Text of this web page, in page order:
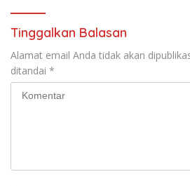
Tinggalkan Balasan
Alamat email Anda tidak akan
ditandai *